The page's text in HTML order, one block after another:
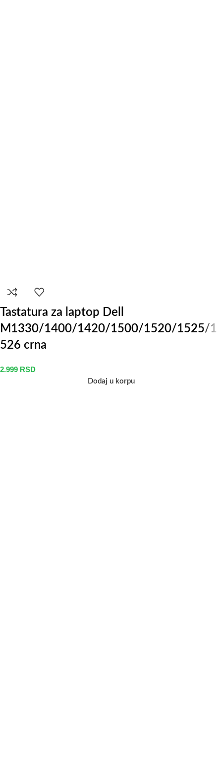
Tastatura za laptop Dell
M1330/1400/1420/1500/1520/1525/1
526 crna
2.999 RSD
Dodaj u korpu